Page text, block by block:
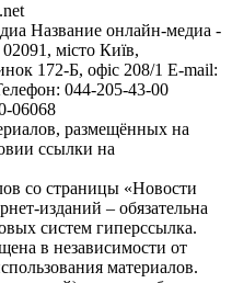
Название онлайн-медиа -
місто Київ,
172-Б, офіс 208/1 E-mail:
044-205-43-00
06068
размещённых на
ссылки на
со страницы «Новости
изданий – обязательна
систем гиперссылка.
в независимости от
материалов.